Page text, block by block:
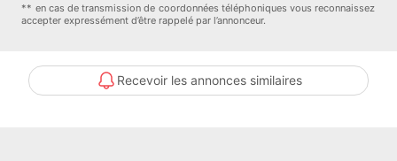
** en cas de transmission de coordonnées téléphoniques vous reconnaissez
accepter expressément d’être rappelé par l’annonceur.
Recevoir les annonces similaires